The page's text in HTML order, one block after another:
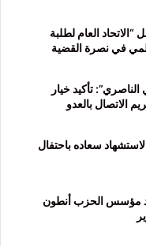
العام لطلبة
في نصرة القضية
تأكيد خيار
الاتصال بالعدو
منفذية عكار في القومي تحيي الذكرى 77 لاستشهاد سعاده باحتفال
مؤسس الحزب أنطون